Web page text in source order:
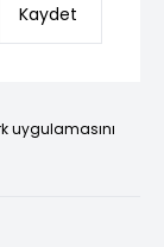
Kaydet
uygulamasını